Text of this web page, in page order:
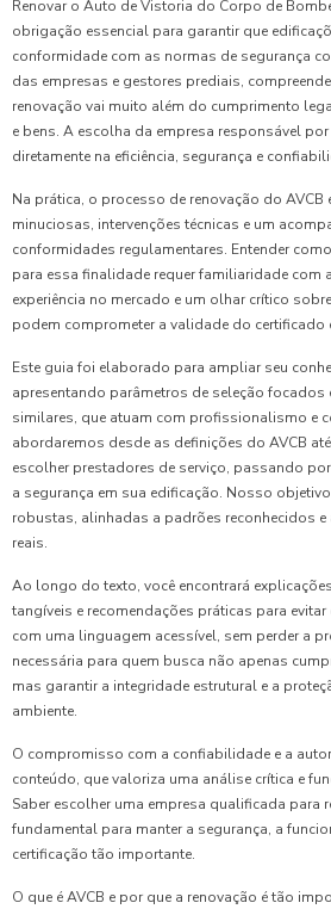
Renovar o Auto de Vistoria do Corpo de
obrigação essencial para garantir que
conformidade com as normas de segurança
das empresas e gestores prediais,
renovação vai muito além do cumprimento
e bens. A escolha da empresa responsável
diretamente na eficiência, segurança e
Na prática, o processo de renovação do AVCB
minuciosas, intervenções técnicas e um
conformidades regulamentares. Entender
para essa finalidade requer familiaridade com
experiência no mercado e um olhar crítico
podem comprometer a validade do certificado
Este guia foi elaborado para ampliar seu
apresentando parâmetros de seleção focados
similares, que atuam com profissionalismo e
abordaremos desde as definições do AVCB
escolher prestadores de serviço, passando
a segurança em sua edificação. Nosso
robustas, alinhadas a padrões reconhecidos
reais.
Ao longo do texto, você encontrará
tangíveis e recomendações práticas para
com uma linguagem acessível, sem perder a
necessária para quem busca não apenas
mas garantir a integridade estrutural e a
ambiente.
O compromisso com a confiabilidade e a
conteúdo, que valoriza uma análise crítica e
Saber escolher uma empresa qualificada para
fundamental para manter a segurança, a
certificação tão importante.
O que é AVCB e por que a renovação é tão